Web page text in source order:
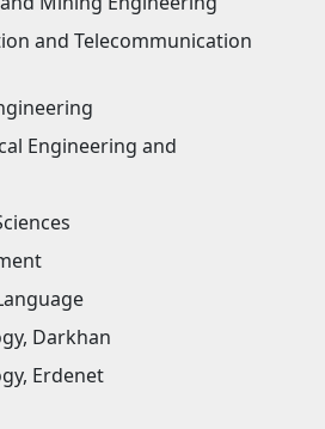
and Telecommunication
Engineering and
Darkhan
Erdenet